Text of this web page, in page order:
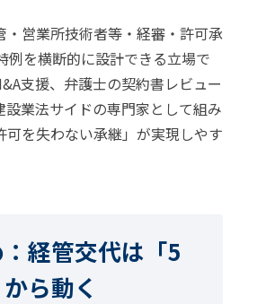
・営業所技術者等・経審・許可承
例を横断的に設計できる立場で
支援、弁護士の契約書レビュー
設業法サイドの専門家として組み
可を失わない承継」が実現しやす
経管交代は「5
ら動く